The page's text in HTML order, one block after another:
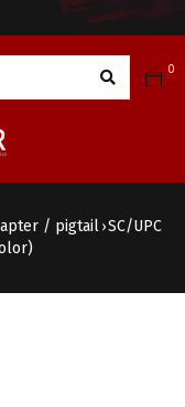
0
/ pigtail ›SC/UPC